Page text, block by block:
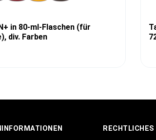
in 80-ml-Flaschen (für
div. Farben
RECHTLICHES